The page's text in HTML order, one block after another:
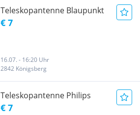
Teleskopantenne Blaupunkt
€ 7
16.07. - 16:20 Uhr
2842 Königsberg
Teleskopantenne Philips
€ 7